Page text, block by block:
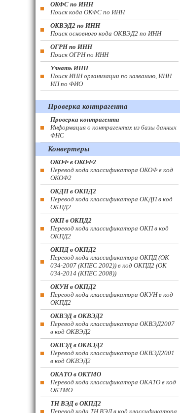
ОКФС по ИНН
Поиск кода ОКФС по ИНН
ОКВЭД2 по ИНН
Поиск основного кода ОКВЭД2 по ИНН
ОГРН по ИНН
Поиск ОГРН по ИНН
Узнать ИНН
Поиск ИНН организации по названию, ИНН
ИП по ФИО
Проверка контрагента
Проверка контрагента
Информация о контрагентах из базы данных
ФНС
Конвертеры
ОКОФ в ОКОФ2
Перевод кода классификатора ОКОФ в код
ОКОФ2
ОКДП в ОКПД2
Перевод кода классификатора ОКДП в код
ОКПД2
ОКП в ОКПД2
Перевод кода классификатора ОКП в код
ОКПД2
ОКПД в ОКПД2
Перевод кода классификатора ОКПД (ОК
034-2007 (КПЕС 2002)) в код ОКПД2 (ОК
034-2014 (КПЕС 2008))
ОКУН в ОКПД2
Перевод кода классификатора ОКУН в код
ОКПД2
ОКВЭД в ОКВЭД2
Перевод кода классификатора ОКВЭД2007
в код ОКВЭД2
ОКВЭД в ОКВЭД2
Перевод кода классификатора ОКВЭД2001
в код ОКВЭД2
ОКАТО в ОКТМО
Перевод кода классификатора ОКАТО в код
ОКТМО
ТН ВЭД в ОКПД2
Перевод кода ТН ВЭД в код классификатора